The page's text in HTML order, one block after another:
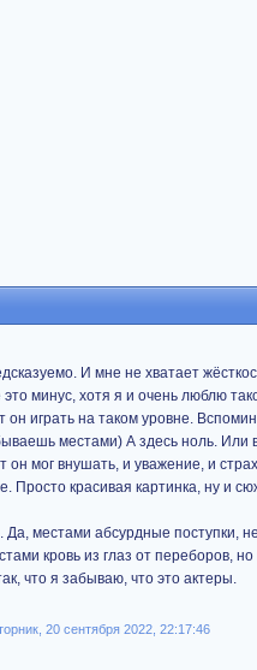
И мне не хватает
минус, хотя я и очень люблю
играть на таком уровне.
местами) А здесь ноль. Или
он мог внушать, и уважение, и
Просто красивая картинка, ну и
Да, местами абсурдные поступки,
кровь из глаз от переборов,
что я забываю, что это актеры.
20 сентября 2022, 22:17:46